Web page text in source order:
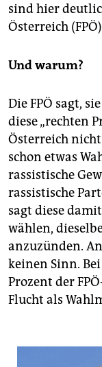
sind hier
Österreich
Und warum?
Die FPÖ sagt,
diese „rechten
Österreich
schon etwas
rassistische
rassistische
sagt diese
wählen,
anzuzünden.
keinen Sinn.
Prozent der
Flucht als